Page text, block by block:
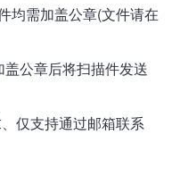
均需加盖公章(文件请在
公章后将扫描件发送
仅支持通过邮箱联系